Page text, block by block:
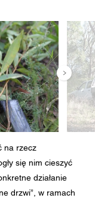
Obraz
na rzecz
się nim cieszyć
działanie
drzwi”, w ramach